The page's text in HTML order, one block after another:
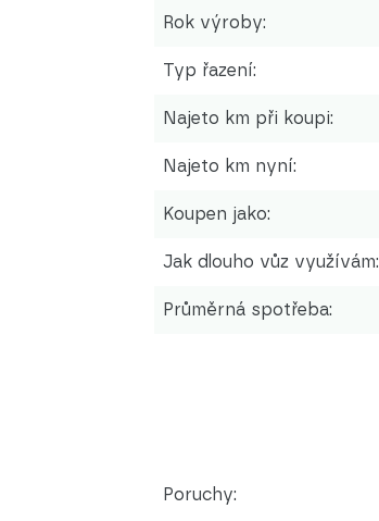
Rok výroby:
Typ řazení:
Najeto km při koupi:
Najeto km nyní:
Koupen jako:
Jak dlouho vůz využívám:
Průměrná spotřeba:
Poruchy: